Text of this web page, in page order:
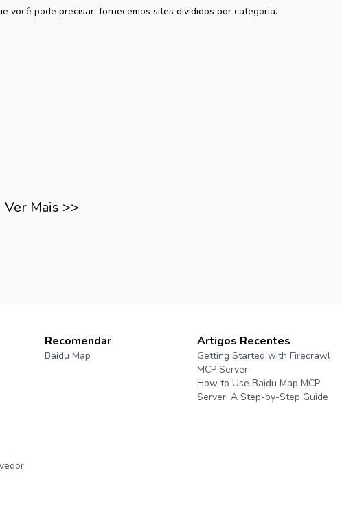
você pode precisar, fornecemos sites divididos por categoria.
Ver Mais >>
Recomendar
Baidu Map
Artigos Recentes
Getting Started with Firecrawl
MCP Server
How to Use Baidu Map MCP
Server: A Step-by-Step Guide